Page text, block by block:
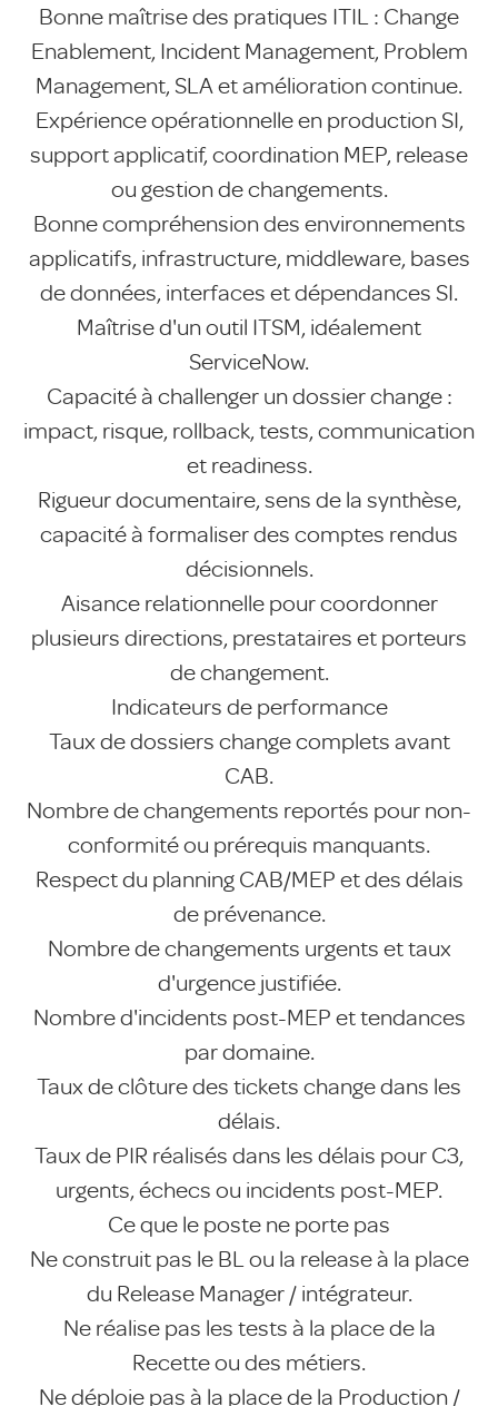
Bonne maîtrise des pratiques ITIL : Change
Enablement, Incident Management, Problem
Management, SLA et amélioration continue.
Expérience opérationnelle en production SI,
support applicatif, coordination MEP, release
ou gestion de changements.
Bonne compréhension des environnements
applicatifs, infrastructure, middleware, bases
de données, interfaces et dépendances SI.
Maîtrise d'un outil ITSM, idéalement
ServiceNow.
Capacité à challenger un dossier change :
impact, risque, rollback, tests, communication
et readiness.
Rigueur documentaire, sens de la synthèse,
capacité à formaliser des comptes rendus
décisionnels.
Aisance relationnelle pour coordonner
plusieurs directions, prestataires et porteurs
de changement.
Indicateurs de performance
Taux de dossiers change complets avant
CAB.
Nombre de changements reportés pour non-
conformité ou prérequis manquants.
Respect du planning CAB/MEP et des délais
de prévenance.
Nombre de changements urgents et taux
d'urgence justifiée.
Nombre d'incidents post-MEP et tendances
par domaine.
Taux de clôture des tickets change dans les
délais.
Taux de PIR réalisés dans les délais pour C3,
urgents, échecs ou incidents post-MEP.
Ce que le poste ne porte pas
Ne construit pas le BL ou la release à la place
du Release Manager / intégrateur.
Ne réalise pas les tests à la place de la
Recette ou des métiers.
Ne déploie pas à la place de la Production /